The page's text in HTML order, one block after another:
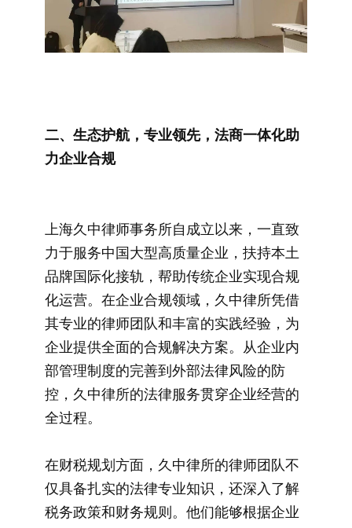
二、生态护航，专业领先，法商一体化助
力企业合规
上海久中律师事务所自成立以来，一直致
力于服务中国大型高质量企业，扶持本土
品牌国际化接轨，帮助传统企业实现合规
化运营。在企业合规领域，久中律所凭借
其专业的律师团队和丰富的实践经验，为
企业提供全面的合规解决方案。从企业内
部管理制度的完善到外部法律风险的防
控，久中律所的法律服务贯穿企业经营的
全过程。
在财税规划方面，久中律所的律师团队不
仅具备扎实的法律专业知识，还深入了解
税务政策和财务规则。他们能够根据企业